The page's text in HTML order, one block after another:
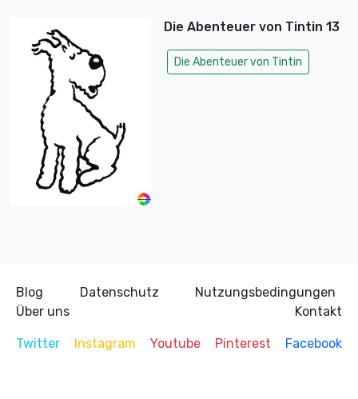
Die Abenteuer von Tintin 13
Die Abenteuer von Tintin
Blog Datenschutz
Nutzungsbedingungen
Über uns
Kontakt
Twitter Instagram Youtube Pinterest Facebook